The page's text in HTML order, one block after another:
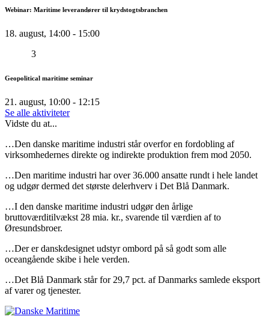
Webinar: Maritime leverandører til krydstogtsbranchen
18. august, 14:00 - 15:00
3
Geopolitical maritime seminar
21. august, 10:00 - 12:15
Se alle aktiviteter
Vidste du at...
…Den danske maritime industri står overfor en fordobling af
virksomhedernes direkte og indirekte produktion frem mod 2050.
…Den maritime industri har over 36.000 ansatte rundt i hele landet
og udgør dermed det største delerhverv i Det Blå Danmark.
…I den danske maritime industri udgør den årlige
bruttoværditilvækst 28 mia. kr., svarende til værdien af to
Øresundsbroer.
…Der er danskdesignet udstyr ombord på så godt som alle
oceangående skibe i hele verden.
…Det Blå Danmark står for 29,7 pct. af Danmarks samlede eksport
af varer og tjenester.